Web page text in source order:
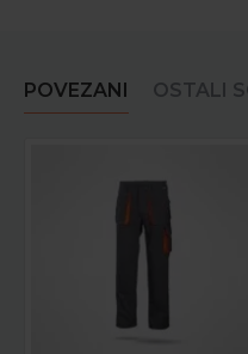
POVEZANI OSTALI